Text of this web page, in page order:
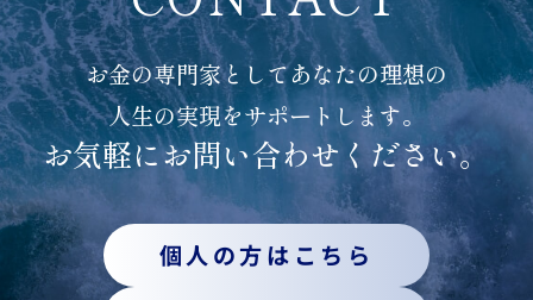
お金の専門家としてあなたの理想の
人生の実現をサポートします。
お気軽にお問い合わせください。
個人の方はこちら